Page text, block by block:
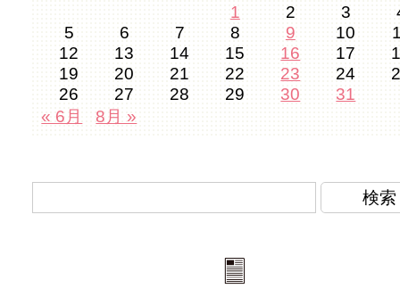
1
2 3
5
6 7 8 9 10
12
13 14 15 16 17
19
20 21 22 23 24
26
27 28 29 30
31
« 6月
8月 »